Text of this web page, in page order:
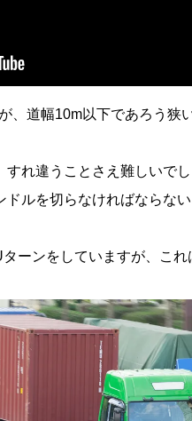
、道幅10m以下であろう狭
すれ違うことさえ難しいで
ルを切らなければならない
ーンをしていますが、こ